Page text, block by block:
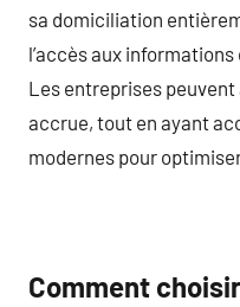
sa domiciliation
l’accès aux
Les entreprises
accrue, tout en ayant
modernes pour
Comment